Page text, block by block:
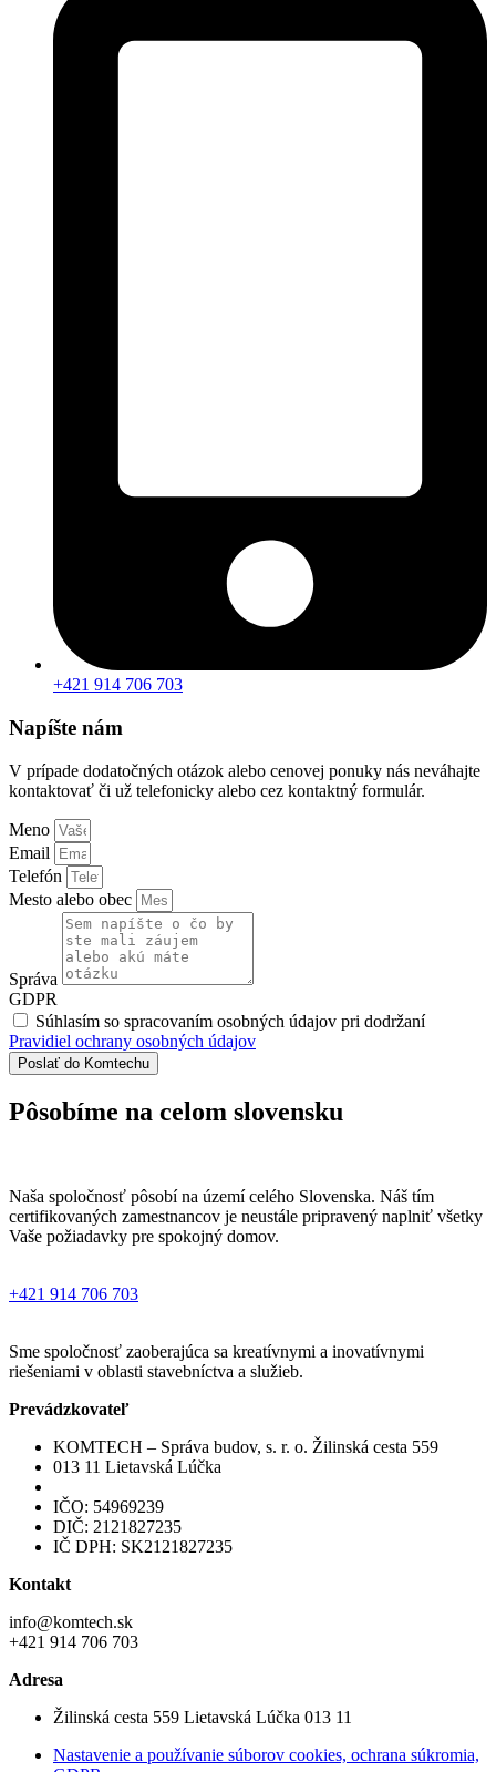
+421 914 706 703
Napíšte nám
V prípade dodatočných otázok alebo cenovej ponuky nás neváhajte
kontaktovať či už telefonicky alebo cez kontaktný formulár.
Meno
Email
Telefón
Mesto alebo obec
Správa
GDPR
Súhlasím so spracovaním osobných údajov pri dodržaní
Pravidiel ochrany osobných údajov
Poslať do Komtechu
Pôsobíme na celom slovensku
Naša spoločnosť pôsobí na území celého Slovenska. Náš tím
certifikovaných zamestnancov je neustále pripravený naplniť všetky
Vaše požiadavky pre spokojný domov.
+421 914 706 703
Sme spoločnosť zaoberajúca sa kreatívnymi a inovatívnymi
riešeniami v oblasti stavebníctva a služieb.
Prevádzkovateľ
KOMTECH – Správa budov, s. r. o. Žilinská cesta 559
013 11 Lietavská Lúčka
IČO: 54969239
DIČ: 2121827235
IČ DPH: SK2121827235
Kontakt
info@komtech.sk
+421 914 706 703
Adresa
Žilinská cesta 559 Lietavská Lúčka 013 11
Nastavenie a používanie súborov cookies, ochrana súkromia,